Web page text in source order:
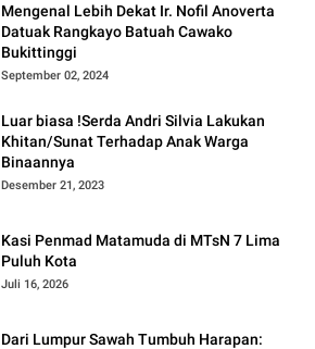
Mengenal Lebih Dekat Ir. Nofil Anoverta
Datuak Rangkayo Batuah Cawako
Bukittinggi
September 02, 2024
Luar biasa !Serda Andri Silvia Lakukan
Khitan/Sunat Terhadap Anak Warga
Binaannya
Desember 21, 2023
Kasi Penmad Matamuda di MTsN 7 Lima
Puluh Kota
Juli 16, 2026
Dari Lumpur Sawah Tumbuh Harapan: